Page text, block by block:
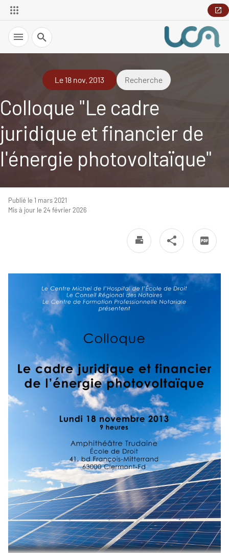
Recherche
Le 18 nov. 2013 Recherche
Colloque "Le cadre
juridique et financier de
l'énergie photovoltaïque"
Publié le 1 mars 2021
Mis à jour le 24 février 2026